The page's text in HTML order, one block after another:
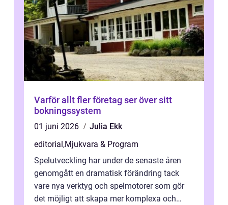
Varför allt fler företag ser över sitt
bokningssystem
01 juni 2026
Julia Ekk
editorial,Mjukvara & Program
Spelutveckling har under de senaste åren
genomgått en dramatisk förändring tack
vare nya verktyg och spelmotorer som gör
det möjligt att skapa mer komplexa och